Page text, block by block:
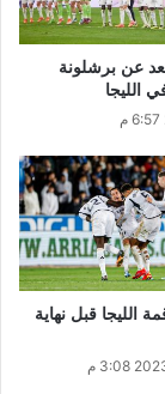
عن برشلونة
الليجا
الليجا قبل نهاية